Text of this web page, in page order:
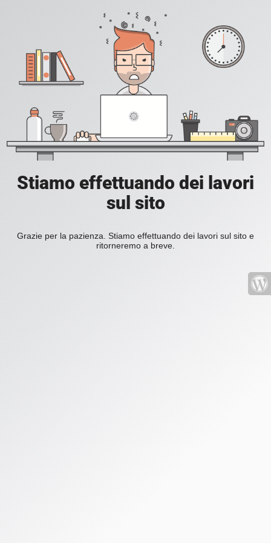
Stiamo effettuando dei lavori
sul sito
Grazie per la pazienza. Stiamo effettuando dei lavori sul sito e
ritorneremo a breve.